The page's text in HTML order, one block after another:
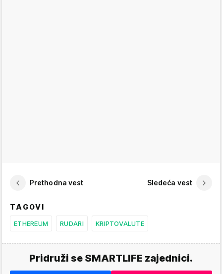
Prethodna vest Sledeća vest
TAGOVI
ETHEREUM RUDARI KRIPTOVALUTE
Pridruži se SMARTLIFE zajednici.